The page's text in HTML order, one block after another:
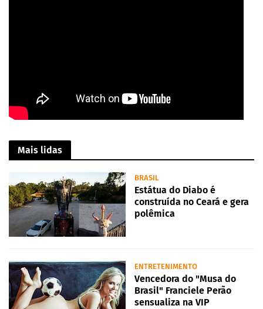
Mais lidas
BRASIL
Estátua do Diabo é
construída no Ceará e gera
polêmica
ENTRETENIMENTO
Vencedora do "Musa do
Brasil" Franciele Perão
sensualiza na VIP